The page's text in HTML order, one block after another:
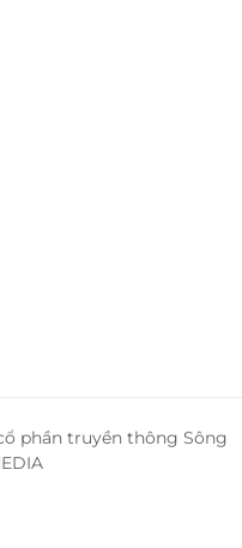
phần truyền thông Sông